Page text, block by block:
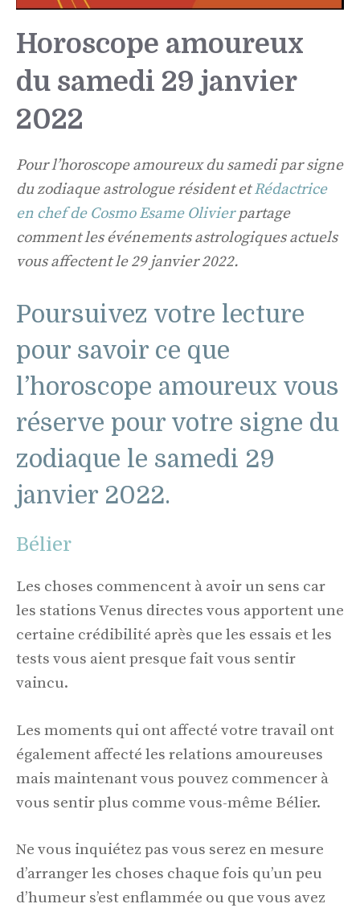
Horoscope amoureux
du samedi 29 janvier
2022
Pour l’horoscope amoureux du samedi par signe
du zodiaque astrologue résident etRédactrice
en chef de Cosmo Esame Olivierpartage
comment les événements astrologiques actuels
vous affectent le 29 janvier 2022.
Poursuivez votre lecture
pour savoir ce que
l’horoscope amoureux vous
réserve pour votre signe du
zodiaque le samedi 29
janvier 2022.
Bélier
Les choses commencent à avoir un sens car
les stations Venus directes vous apportent une
certaine crédibilité après que les essais et les
tests vous aient presque fait vous sentir
vaincu.
Les moments qui ont affecté votre travail ont
également affecté les relations amoureuses
mais maintenant vous pouvez commencer à
vous sentir plus comme vous-même Bélier.
Ne vous inquiétez pas vous serez en mesure
d’arranger les choses chaque fois qu’un peu
d’humeur s’est enflammée ou que vous avez